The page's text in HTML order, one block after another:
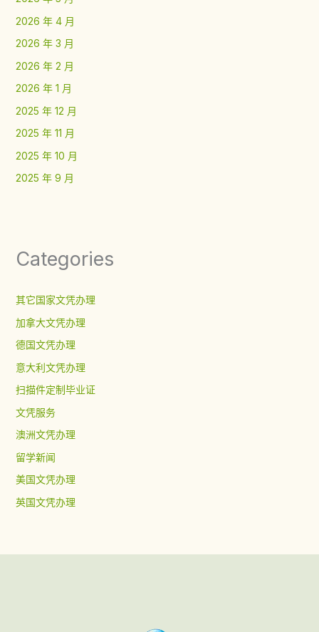
2026 年 4 月
2026 年 3 月
2026 年 2 月
2026 年 1 月
2025 年 12 月
2025 年 11 月
2025 年 10 月
2025 年 9 月
Categories
其它国家文凭办理
加拿大文凭办理
德国文凭办理
意大利文凭办理
扫描件定制毕业证
文凭服务
澳洲文凭办理
留学新闻
美国文凭办理
英国文凭办理